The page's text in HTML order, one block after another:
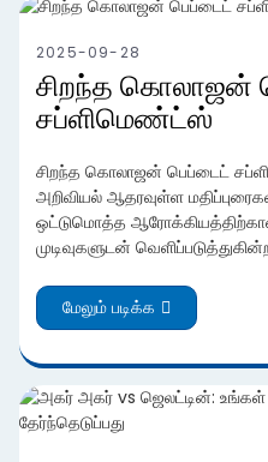
2025-09-28
சிறந்த கொலாஜன்
சப்ளிமெண்ட்ஸ்
சிறந்த கொலாஜன் பெப்டைட்
அறிவியல் ஆதரவுள்ள
ஒட்டுமொத்த
முடிவுகளுடன்
மேலும் படிக்க